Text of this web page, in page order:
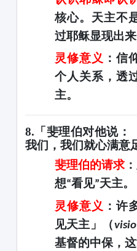
核心。天主不
过耶稣显现出
灵修意义 ：信
个人关系，透
主。
8.「斐理伯对他说：
我们，我们就心满意
斐理伯的请求
想“看见”天主。
灵修意义 ：许
见天主」（
基督的中保，这